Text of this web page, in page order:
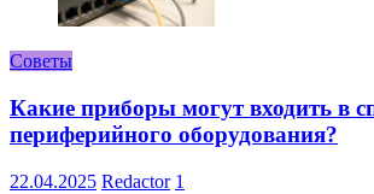
Советы
Какие приборы могут входить в
периферийного оборудования?
22.04.2025 Redactor 1